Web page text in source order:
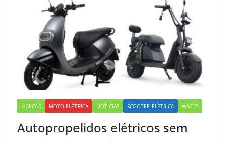
MARCAS MOTO ELÉTRICA NOTÍCIAS SCOOTER ELÉTRICA WATTS
Autopropelidos elétricos sem